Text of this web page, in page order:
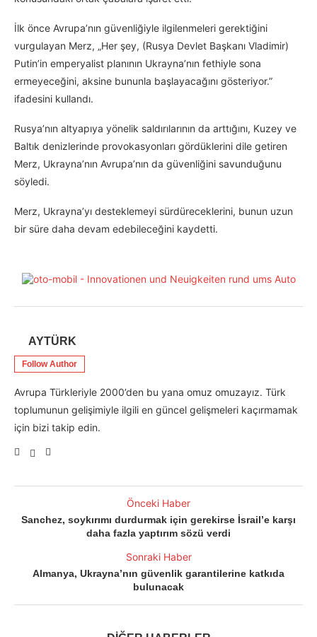
İlk önce Avrupa’nın güvenliğiyle ilgilenmeleri gerektiğini
vurgulayan Merz, „Her şey, (Rusya Devlet Başkanı Vladimir)
Putin’in emperyalist planının Ukrayna’nın fethiyle sona
ermeyeceğini, aksine bununla başlayacağını gösteriyor.”
ifadesini kullandı.
Rusya’nın altyapıya yönelik saldırılarının da arttığını, Kuzey ve
Baltık denizlerinde provokasyonları gördüklerini dile getiren
Merz, Ukrayna’nın Avrupa’nın da güvenliğini savunduğunu
söyledi.
Merz, Ukrayna’yı desteklemeyi sürdüreceklerini, bunun uzun
bir süre daha devam edebileceğini kaydetti.
AYTÜRK
Follow Author
Avrupa Türkleriyle 2000’den bu yana omuz omuzayız. Türk
toplumunun gelişimiyle ilgili en güncel gelişmeleri kaçırmamak
için bizi takip edin.
Önceki Haber
Sanchez, soykırımı durdurmak için gerekirse İsrail’e karşı
daha fazla yaptırım sözü verdi
Sonraki Haber
Almanya, Ukrayna’nın güvenlik garantilerine katkıda
bulunacak